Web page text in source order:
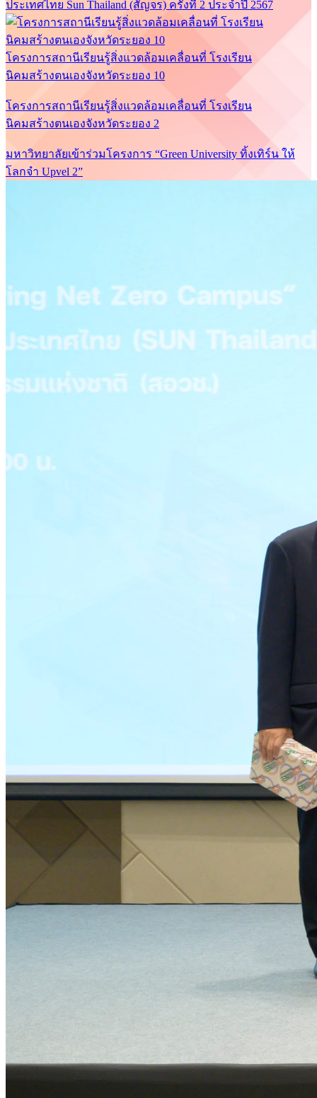
ประเทศไทย Sun Thailand (สัญจร) ครั้งที่ 2 ประจำปี 2567
โครงการสถานีเรียนรู้สิ่งแวดล้อมเคลื่อนที่ โรงเรียน
นิคมสร้างตนเองจังหวัดระยอง 10
โครงการสถานีเรียนรู้สิ่งแวดล้อมเคลื่อนที่ โรงเรียน
นิคมสร้างตนเองจังหวัดระยอง 2
มหาวิทยาลัยเข้าร่วมโครงการ “Green University ทิ้งเทิร์น ให้
โลกจำ Upvel 2”